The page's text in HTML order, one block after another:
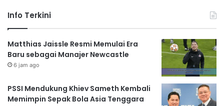
Info Terkini
Matthias Jaissle Resmi Memulai Era
Baru sebagai Manajer Newcastle
6 jam ago
PSSI Mendukung Khiev Sameth Kembali
Memimpin Sepak Bola Asia Tenggara